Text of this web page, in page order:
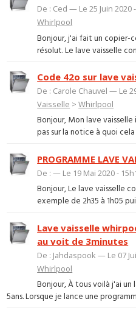
De : Ced — Le 25 Juin
Whirlpool
Bonjour, j'ai fait un copier-
résolut. Le lave vaisselle
Code 42o sur lave
De : Carole Chauvel — Le
Vaisselle >Whirlpool
Bonjour, Mon lave
pas sur la notice à quoi
PROGRAMME LAVE
De : — Le 19 Mai 2020 -
Bonjour, Le lave vaisselle
exemple de 2h35 à 1h05
Lave vaisselle
au voit de 3minutes
De : Jahdaspook — Le 07
Whirlpool
Bonjour, À tous voilà j'ai
5ans. Lorsque je lance une